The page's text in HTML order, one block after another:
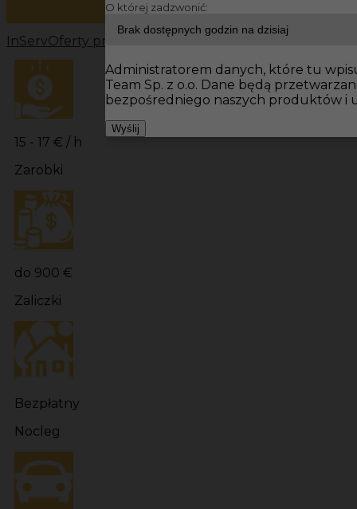
InServOferty pracy Prace wykończeniowe Niemcy
15 - 17 € / h
Zarobki
do 900 €
Zaliczki
Bezpłatny
Nocleg
O której zadzwonić:
Administratorem danych, które tu
Team Sp. z o.o. Dane będą
bezpośredniego naszych produktów i
Wyślij